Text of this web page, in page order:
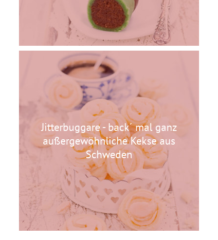
Jitterbuggare - back´ mal ganz
außergewöhnliche Kekse aus
Schweden